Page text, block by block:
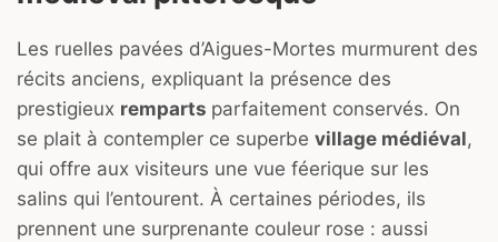
Les ruelles pavées d’Aigues-Mortes murmurent des
récits anciens, expliquant la présence des
prestigieux remparts parfaitement conservés. On
se plait à contempler ce superbe village médiéval,
qui offre aux visiteurs une vue féerique sur les
salins qui l’entourent. À certaines périodes, ils
prennent une surprenante couleur rose : aussi